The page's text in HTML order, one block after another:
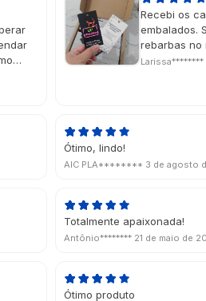
Recebi os
embalados.
rebarbas no
Larissa********
Ótimo, lindo!
AIC PLA******** 3 de agosto
Totalmente apaixonada!
Antônio******** 21 de maio de
Ótimo produto